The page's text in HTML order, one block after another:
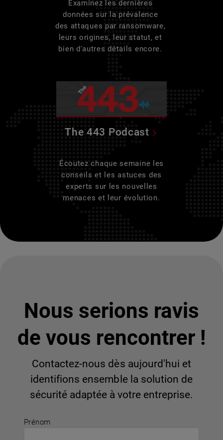
Examinez les dernières
données sur la prévalence
des attaques par ransomware,
leurs origines, leur statut, et
bien d'autres détails encore.
The 443 Podcast
Écoutez chaque semaine les
conseils et les astuces des
experts sur les nouvelles
menaces et leur évolution.
Prénom
Nous serions ravis
de vous rencontrer !
Contactez-nous dès aujourd'hui et
identifions ensemble la solution de
sécurité adaptée à votre entreprise.